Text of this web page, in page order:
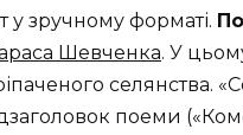
у зручному форматі.
Шевченка. У
селянства.
поеми